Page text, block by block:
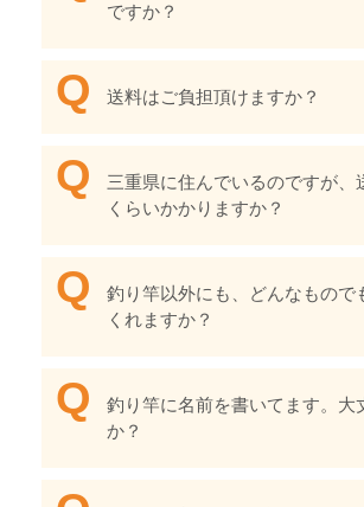
ですか？
送料はご負担頂けますか？
三重県に住んでいるのですが、
くらいかかりますか？
釣り竿以外にも、どんなもので
くれますか？
釣り竿に名前を書いてます。大
か？